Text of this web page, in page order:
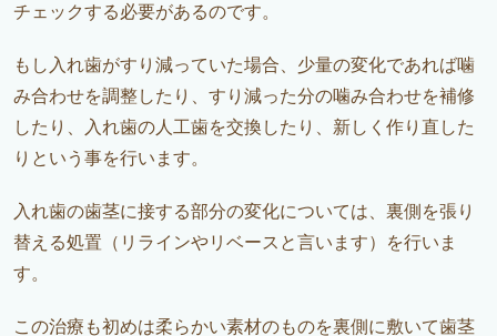
チェックする必要があるのです。
もし入れ歯がすり減っていた場合、少量の変化であれば噛
み合わせを調整したり、すり減った分の噛み合わせを補修
したり、入れ歯の人工歯を交換したり、新しく作り直した
りという事を行います。
入れ歯の歯茎に接する部分の変化については、裏側を張り
替える処置（リラインやリベースと言います）を行いま
す。
この治療も初めは柔らかい素材のものを裏側に敷いて歯茎